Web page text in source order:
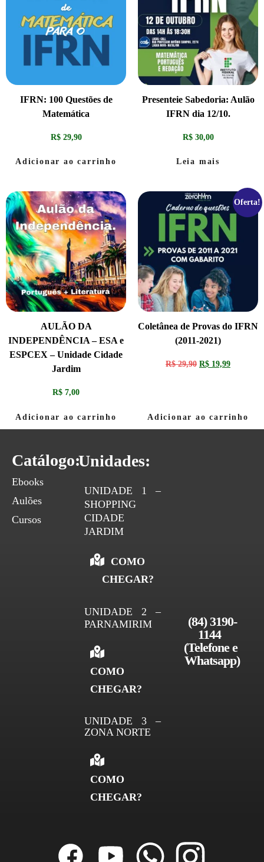
IFRN: 100 Questões de
Matemática
R$29,90
Adicionar ao carrinho
Presenteie Sabedoria: Aulão
IFRN dia 12/10.
R$30,00
Leia mais
AULÃO DA
INDEPENDÊNCIA – ESA e
ESPCEX – Unidade Cidade
Jardim
R$ 7,00
Adicionar ao carrinho
Oferta!
Coletânea de Provas do IFRN
(2011-2021)
R$29,90 R$ 19,99
Adicionar ao carrinho
Catálogo:
Ebooks
Aulões
Cursos
Unidades:
UNIDADE 1 –
SHOPPING
CIDADE
JARDIM
COMO
CHEGAR?
UNIDADE 2 –
PARNAMIRIM
COMO
CHEGAR?
UNIDADE 3 –
ZONA NORTE
COMO
CHEGAR?
(84) 3190-
1144
(Telefone e
Whatsapp)